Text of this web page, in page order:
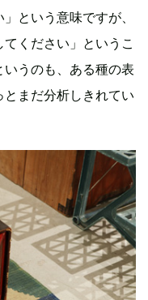
という意味ですが、
ください」というこ
うのも、ある種の表
まだ分析しきれてい